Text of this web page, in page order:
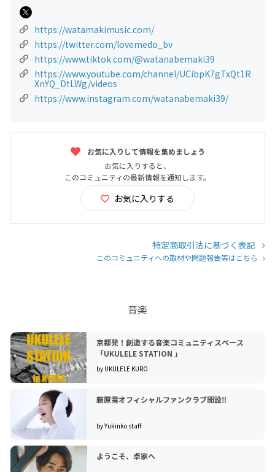
https://watamakimusic.com/
https://twitter.com/lovemedo_bv
https://www.tiktok.com/@watanabemaki39
https://www.youtube.com/channel/UCibpK7gTxQt1R
XnYQ_DtLWg/videos
https://www.instagram.com/watanabemaki39/
お気に入りして情報を集めましょう
お気に入りすると、
このコミュニティの最新情報を通知します。
お気に入りする
特定商取引法に基づく表記
このコミュニティへの取材や問題報告等はこちら
音楽
京都発！創造する音楽コミュニティスペース
「UKULELE STATION 」
by UKULELE KURO
藤原雪オフィシャルファンクラブ開設‼︎
by Yukinko staff
ようこそ、卓家へ